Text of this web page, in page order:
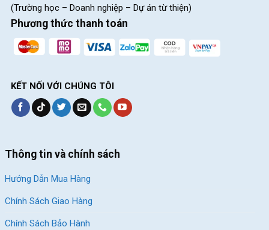
Sản phẩm được cấp giấy chứng nhận bảo hành 3 năm. Fornix
luôn có phụ tùng thay thế và đội ngũ bảo dưỡng chuyên nghiệp.
Bạn có thể tin tưởng, an tâm hoàn toàn trong việc sử dụng sản
phẩm xe đạp gấp một cách thoải mái .
Block"hinh-anh-dia-chi-chan-trang-san-pham"
SKU:F5-C
(Trường học – Doanh nghiệp – Dự án từ thiện)
Phương thức thanh toán
KẾT NỐI VỚI CHÚNG TÔI
Thông tin và chính sách
Hướng Dẫn Mua Hàng
Chính Sách Giao Hàng
Chính Sách Bảo Hành